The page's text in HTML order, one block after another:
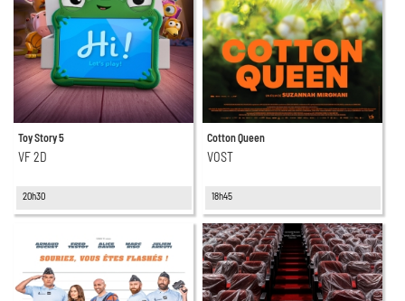
Toy Story 5
VF 2D
20h30
Cotton Queen
VOST
18h45